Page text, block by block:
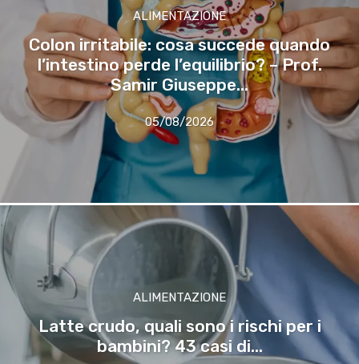
ALIMENTAZIONE
Colon irritabile: cosa succede quando
l’intestino perde l’equilibrio? – Prof.
Samir Giuseppe...
05/08/2026
ALIMENTAZIONE
Latte crudo, quali sono i rischi per i
bambini? 43 casi di...